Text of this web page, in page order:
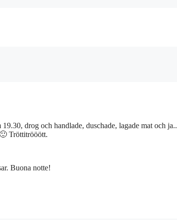
drog och handlade, duschade, lagade mat och ja..
Tröttitrööött.
Buona notte!